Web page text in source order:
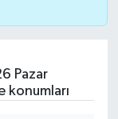
Pazar